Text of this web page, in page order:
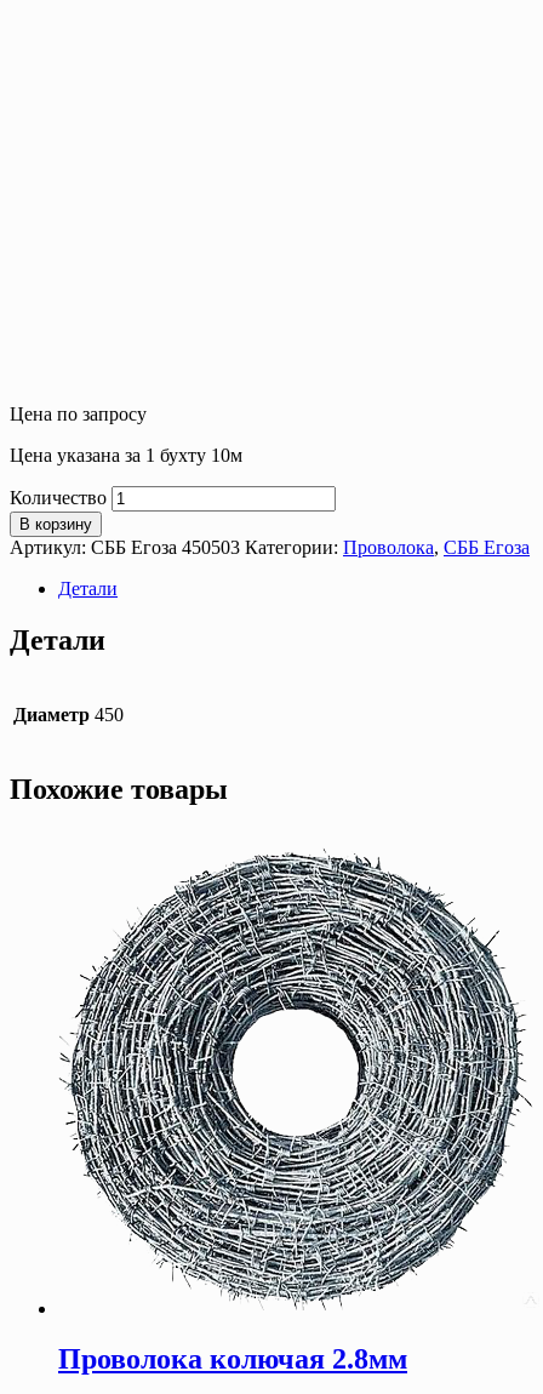
Цена по запросу
Цена указана за 1 бухту 10м
Количество
В корзину
Артикул: СББ Егоза 450503 Категории: Проволока, СББ Егоза
Детали
Детали
Диаметр 450
Похожие товары
Проволока колючая 2.8мм